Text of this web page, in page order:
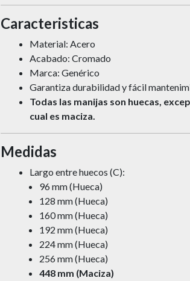
Caracteristicas
Material: Acero
Acabado: Cromado
Marca: Genérico
Garantiza durabilidad y fácil
Todas las manijas son huecas,
cual es maciza.
Medidas
Largo entre huecos (C):
96 mm (Hueca)
128 mm (Hueca)
160 mm (Hueca)
192 mm (Hueca)
224 mm (Hueca)
256 mm (Hueca)
448 mm (Maciza)